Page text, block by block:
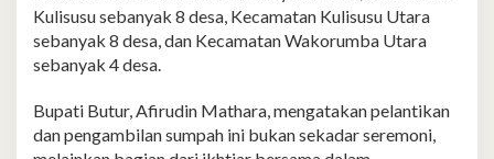
Kulisusu sebanyak 8 desa, Kecamatan Kulisusu Utara
sebanyak 8 desa, dan Kecamatan Wakorumba Utara
sebanyak 4 desa.
Bupati Butur, Afirudin Mathara, mengatakan pelantikan
dan pengambilan sumpah ini bukan sekadar seremoni,